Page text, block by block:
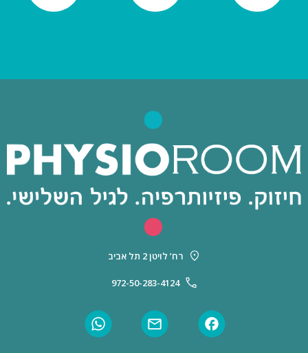
רח’ לויטן 2 תל אביב
972-50-283-4124